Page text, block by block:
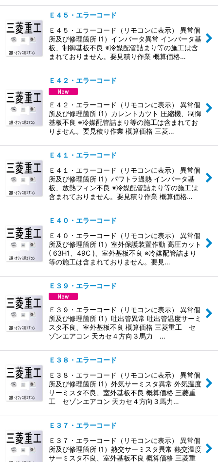
Ｅ４５・エラーコード
Ｅ４５・エラーコード（リモコンに表示） 異常個
所及び修理箇所 (1）インバータ異常 インバータ基
板、制御基板不良 ※冷媒配管詰まり等の施工は含
まれておりません。要見積り作業 概算価格…
Ｅ４２・エラーコード
Ｅ４２・エラーコード（リモコンに表示） 異常個
所及び修理箇所 (1）カレントカツト 圧縮機、制御
基板不良 ※冷媒配管詰まり等の施工は含まれてお
りません。要見積り作業 概算価格 三菱…
Ｅ４１・エラーコード
Ｅ４１・エラーコード（リモコンに表示） 異常個
所及び修理箇所 (1）パワトラ過熱 インバータ基
板、放熱フィン不良 ※冷媒配管詰まり等の施工は
含まれておりません。要見積り作業 概算価格…
Ｅ４０・エラーコード
Ｅ４０・エラーコード（リモコンに表示） 異常個
所及び修理箇所 (1）室外保護装置作動 高圧カット
( 63H1、49C )、室外基板不良 ※冷媒配管詰まり
等の施工は含まれておりません。要見…
Ｅ３９・エラーコード
Ｅ３９・エラーコード（リモコンに表示） 異常個
所及び修理箇所 (1）吐出管異常 吐出管温度サーミ
スタ不良、室外基板不良 概算価格 三菱重工 セ
ゾンエアコン 天カセ４方向３馬力 …
Ｅ３８・エラーコード
Ｅ３８・エラーコード（リモコンに表示） 異常個
所及び修理箇所 (1）外気サーミスタ異常 外気温度
サーミスタ不良、室外基板不良 概算価格 三菱重
工 セゾンエアコン 天カセ４方向３馬力…
Ｅ３７・エラーコード
Ｅ３７・エラーコード（リモコンに表示） 異常個
所及び修理箇所 (1）熱交サーミスタ異常 熱交温度
サーミスタ不良、室外基板不良 概算価格 三菱重